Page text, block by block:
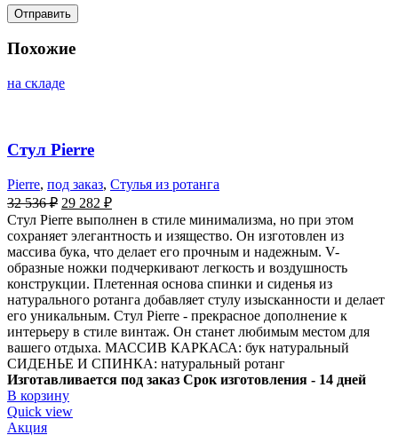
Похожие
на складе
Стул Pierre
Pierre, под заказ, Стулья из ротанга
32 536₽ 29 282 ₽
Стул Pierre выполнен в стиле минимализма, но при этом
сохраняет элегантность и изящество. Он изготовлен из
массива бука, что делает его прочным и надежным. V-
образные ножки подчеркивают легкость и воздушность
конструкции. Плетенная основа спинки и сиденья из
натурального ротанга добавляет стулу изысканности и делает
его уникальным. Стул Pierre - прекрасное дополнение к
интерьеру в стиле винтаж. Он станет любимым местом для
вашего отдыха. МАССИВ КАРКАСА: бук натуральный
СИДЕНЬЕ И СПИНКА: натуральный ротанг
Изготавливается под заказ Срок изготовления - 14 дней
В корзину
Quick view
Акция